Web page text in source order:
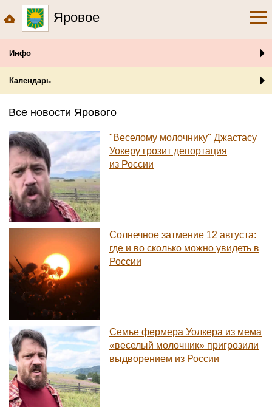
Яровое
Инфо
Календарь
Все новости Ярового
"Веселому молочнику" Джастасу
Уокеру грозит депортация
из России
Солнечное затмение 12 августа:
где и во сколько можно увидеть в
России
Семье фермера Уолкера из мема
«веселый молочник» пригрозили
выдворением из России